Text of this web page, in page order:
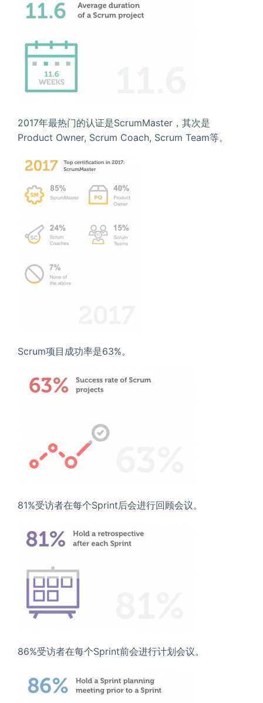
2017年最热门的认证是ScrumMaster，其次是
Product Owner, Scrum Coach, Scrum Team等。
Scrum项目成功率是63%。
81%受访者在每个Sprint后会进行回顾会议。
86%受访者在每个Sprint前会进行计划会议。